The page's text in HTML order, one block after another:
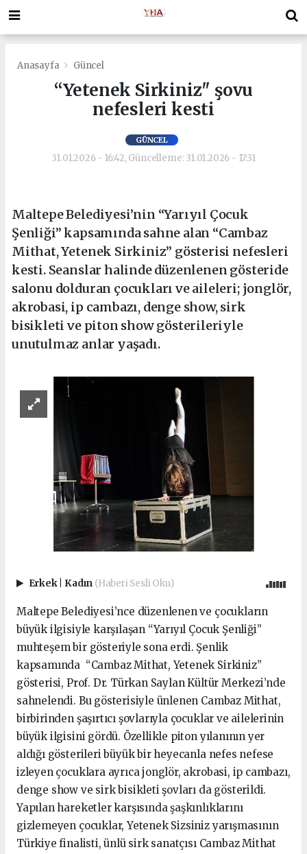
Anasayfa Güncel
“Yetenek Sirkiniz" şovu
nefesleri kesti
GÜNCEL
31.01.2026 - 16:42, Güncelleme: 31.01.2026 - 17:31
Maltepe Belediyesi’nin “Yarıyıl Çocuk
Şenliği” kapsamında sahne alan “Cambaz
Mithat, Yetenek Sirkiniz” gösterisi nefesleri
kesti. Seanslar halinde düzenlenen gösteride
salonu dolduran çocukları ve aileleri; jonglör,
akrobasi, ip cambazı, denge show, sirk
bisikleti ve piton show gösterileriyle
unutulmaz anlar yaşadı.
Erkek Kadın (Haberi Sesli Oku)
Maltepe Belediyesi’nce düzenlenen ve çocukların
büyük ilgisiyle karşılaşan “Yarıyıl Çocuk Şenliği”
muhteşem bir gösteriyle sona erdi. Şenlik
kapsamında “Cambaz Mithat, Yetenek Sirkiniz”
gösterisi, Prof. Dr. Türkan Saylan Kültür Merkezi’nde
sahnelendi. Bu gösterisiyle ünlenen Cambaz Mithat,
birbirinden şaşırtıcı şovlarıyla çocuklar ve ailelerinin
büyük ilgisini gördü. Özellikle piton yılanının yer
aldığı gösterileri büyük bir heyecanla nefes nefese
izleyen çocuklara ayrıca jonglör, akrobasi, ip cambazı,
denge show ve sirk bisikleti şovları da gösterildi.
Yapılan hareketler karşısında şaşkınlıklarını
gizlemeyen çocuklar, Yetenek Sizsiniz yarışmasının
Türkiye finalisti, ünlü sirk sanatçısı Cambaz Mithat